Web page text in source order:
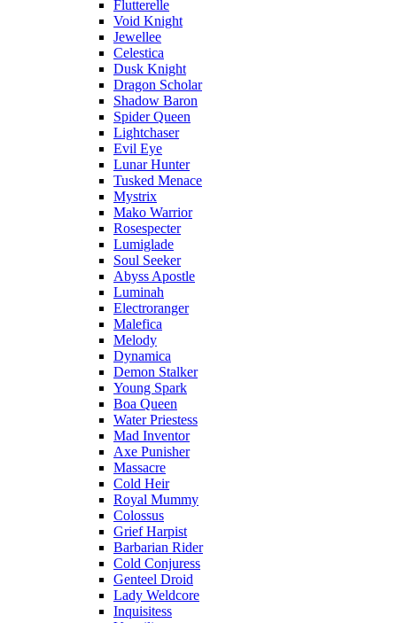
Flutterelle
Void Knight
Jewellee
Celestica
Dusk Knight
Dragon Scholar
Shadow Baron
Spider Queen
Lightchaser
Evil Eye
Lunar Hunter
Tusked Menace
Mystrix
Mako Warrior
Rosespecter
Lumiglade
Soul Seeker
Abyss Apostle
Luminah
Electroranger
Malefica
Melody
Dynamica
Demon Stalker
Young Spark
Boa Queen
Water Priestess
Mad Inventor
Axe Punisher
Massacre
Cold Heir
Royal Mummy
Colossus
Grief Harpist
Barbarian Rider
Cold Conjuress
Genteel Droid
Lady Weldcore
Inquisitess